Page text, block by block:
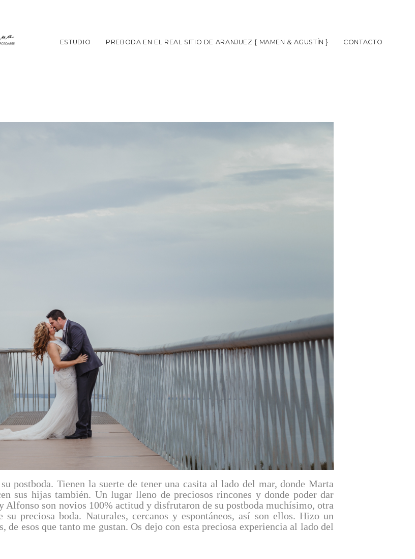
ESTUDIO PREBODA EN EL REAL SITIO DE ARANJUEZ { MAMEN & AGUSTÍN } CONTACTO
postboda. Tienen la suerte de tener una casita al lado del mar, donde Marta
sus hijas también. Un lugar lleno de preciosos rincones y donde poder dar
Alfonso son novios 100% actitud y disfrutaron de su postboda muchísimo, otra
preciosa boda. Naturales, cercanos y espontáneos, así son ellos. Hizo un
esos que tanto me gustan. Os dejo con esta preciosa experiencia al lado del